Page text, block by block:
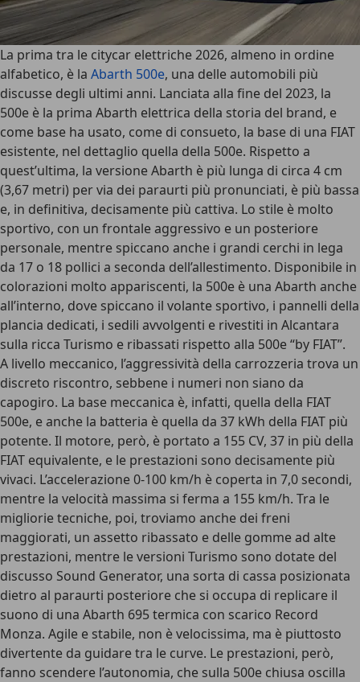
La prima tra le citycar elettriche 2026, almeno in ordine
alfabetico, è la Abarth 500e, una delle automobili più
discusse degli ultimi anni. Lanciata alla fine del 2023, la
500e è la prima Abarth elettrica della storia del brand, e
come base ha usato, come di consueto, la base di una FIAT
esistente, nel dettaglio quella della 500e. Rispetto a
quest’ultima, la versione Abarth è più lunga di circa 4 cm
(3,67 metri) per via dei paraurti più pronunciati, è più bassa
e, in definitiva, decisamente più cattiva. Lo stile è molto
sportivo, con un frontale aggressivo e un posteriore
personale, mentre spiccano anche i grandi cerchi in lega
da 17 o 18 pollici a seconda dell’allestimento. Disponibile in
colorazioni molto appariscenti, la 500e è una Abarth anche
all’interno, dove spiccano il volante sportivo, i pannelli della
plancia dedicati, i sedili avvolgenti e rivestiti in Alcantara
sulla ricca Turismo e ribassati rispetto alla 500e “by FIAT”.
A livello meccanico, l’aggressività della carrozzeria trova un
discreto riscontro, sebbene i numeri non siano da
capogiro. La base meccanica è, infatti, quella della FIAT
500e, e anche la batteria è quella da 37 kWh della FIAT più
potente. Il motore, però, è portato a 155 CV, 37 in più della
FIAT equivalente, e le prestazioni sono decisamente più
vivaci. L’accelerazione 0-100 km/h è coperta in 7,0 secondi,
mentre la velocità massima si ferma a 155 km/h. Tra le
migliorie tecniche, poi, troviamo anche dei freni
maggiorati, un assetto ribassato e delle gomme ad alte
prestazioni, mentre le versioni Turismo sono dotate del
discusso Sound Generator, una sorta di cassa posizionata
dietro al paraurti posteriore che si occupa di replicare il
suono di una Abarth 695 termica con scarico Record
Monza. Agile e stabile, non è velocissima, ma è piuttosto
divertente da guidare tra le curve. Le prestazioni, però,
fanno scendere l’autonomia, che sulla 500e chiusa oscilla